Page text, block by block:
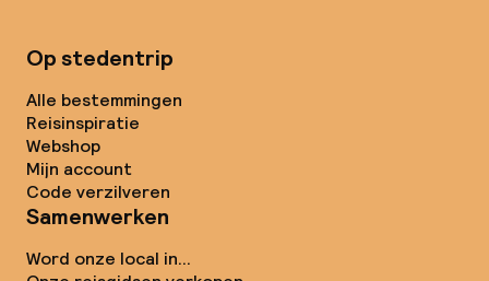
Op stedentrip
Alle bestemmingen
Reisinspiratie
Webshop
Mijn account
Code verzilveren
Samenwerken
Word onze local in...